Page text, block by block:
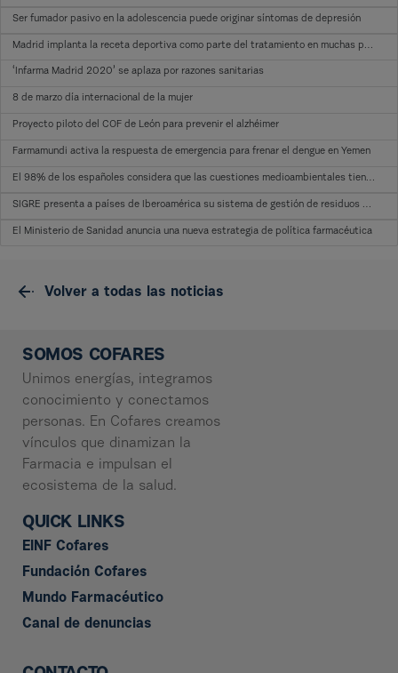
Ser fumador pasivo en la adolescencia puede originar síntomas de depresión
Madrid implanta la receta deportiva como parte del tratamiento en muchas patologías
‘Infarma Madrid 2020’ se aplaza por razones sanitarias
8 de marzo día internacional de la mujer
Proyecto piloto del COF de León para prevenir el alzhéimer
Farmamundi activa la respuesta de emergencia para frenar el dengue en Yemen
El 98% de los españoles considera que las cuestiones medioambientales tienen un efecto en su salud
SIGRE presenta a países de Iberoamérica su sistema de gestión de residuos de medicamentos
El Ministerio de Sanidad anuncia una nueva estrategia de política farmacéutica
Volver a todas las noticias
SOMOS COFARES
Unimos energías, integramos
conocimiento y conectamos
personas. En Cofares creamos
vínculos que dinamizan la
Farmacia e impulsan el
ecosistema de la salud.
QUICK LINKS
EINF Cofares
Fundación Cofares
Mundo Farmacéutico
Canal de denuncias